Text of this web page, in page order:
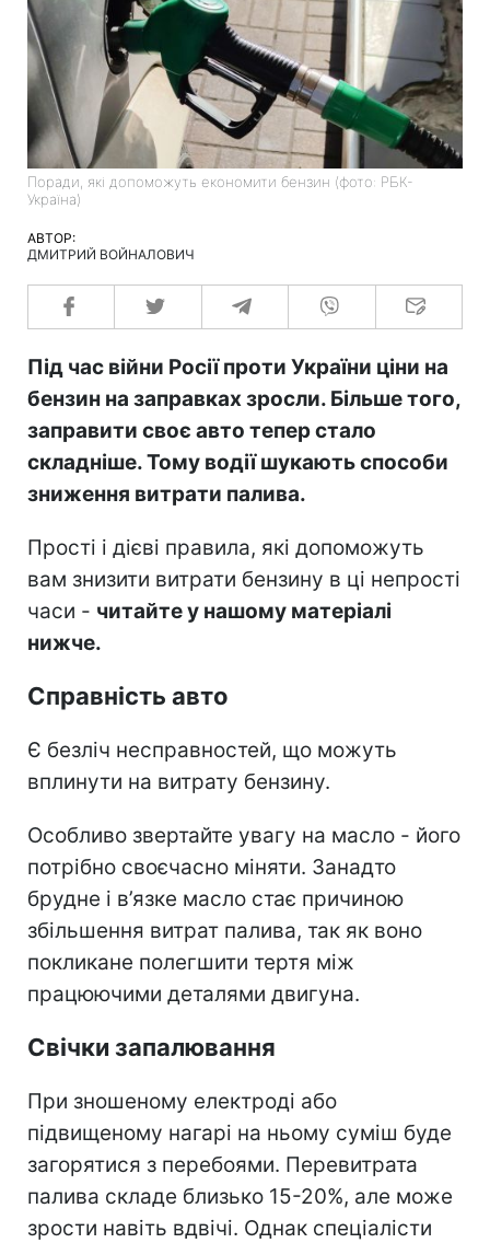
Поради, які допоможуть економити бензин (фото: РБК-
Україна)
АВТОР:
ДМИТРИЙ ВОЙНАЛОВИЧ
Під час війни Росії проти України ціни на
бензин на заправках зросли. Більше того,
заправити своє авто тепер стало
складніше. Тому водії шукають способи
зниження витрати палива.
Прості і дієві правила, які допоможуть
вам знизити витрати бензину в ці непрості
часи - читайте у нашому матеріалі
нижче.
Справність авто
Є безліч несправностей, що можуть
вплинути на витрату бензину.
Особливо звертайте увагу на масло - його
потрібно своєчасно міняти. Занадто
брудне і в’язке масло стає причиною
збільшення витрат палива, так як воно
покликане полегшити тертя між
працюючими деталями двигуна.
Свічки запалювання
При зношеному електроді або
підвищеному нагарі на ньому суміш буде
загорятися з перебоями. Перевитрата
палива складе близько 15-20%, але може
зрости навіть вдвічі. Однак спеціалісти